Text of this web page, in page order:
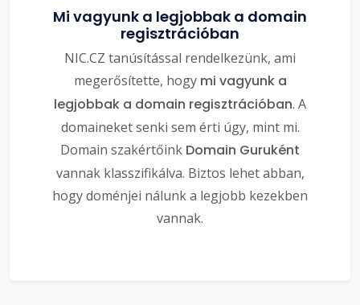
Mi vagyunk a legjobbak a domain
regisztrációban
NIC.CZ tanúsítással rendelkezünk, ami
megerősítette, hogy mi vagyunk a
legjobbak a domain regisztrációban. A
domaineket senki sem érti úgy, mint mi.
Domain szakértőink Domain Guruként
vannak klasszifikálva. Biztos lehet abban,
hogy doménjei nálunk a legjobb kezekben
vannak.